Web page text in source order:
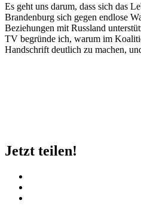
Es geht uns darum, dass sich das
Brandenburg sich gegen endlose
Beziehungen mit Russland
TV begründe ich, warum im
Handschrift deutlich zu machen,
Jetzt teilen!